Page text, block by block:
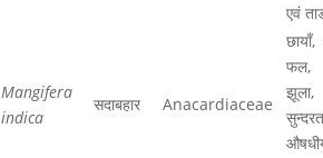
एवं
Mangifera
indica
सदाबहार Anacardiaceae
छायाँ,
फल,
झूला,